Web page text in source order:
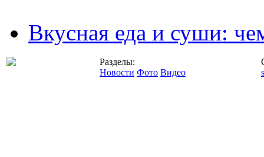
Вкусная еда и суши:
Разделы:
Новости Фото Видео